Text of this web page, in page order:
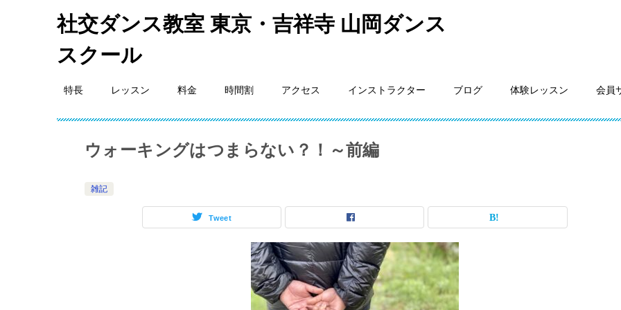
社交ダンス教室 東京・吉祥寺 山岡ダンス
スクール
特長 レッスン 料金 時間割 アクセス インストラクター ブログ 体験レッスン 会員
ウォーキングはつまらない？！～前編
雑記
Tweet